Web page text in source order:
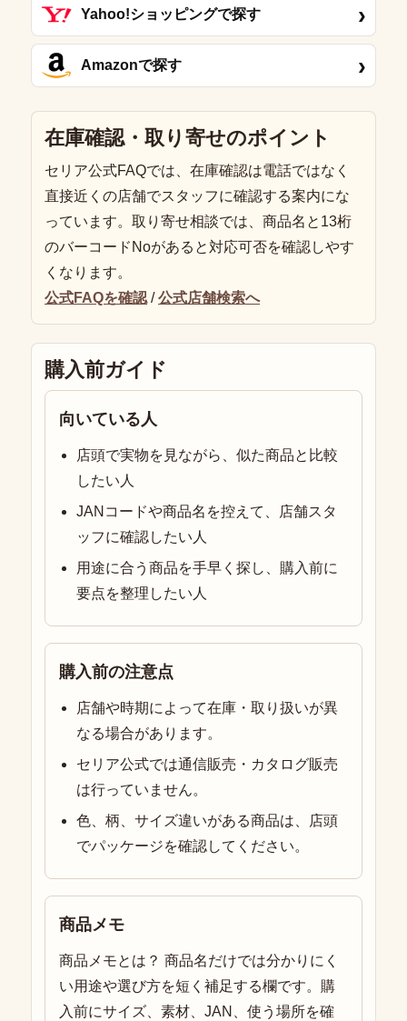
Yahoo!ショッピングで探す ›
Amazonで探す ›
在庫確認・取り寄せのポイント
セリア公式FAQでは、在庫確認は電話ではなく
直接近くの店舗でスタッフに確認する案内にな
っています。取り寄せ相談では、商品名と13桁
のバーコードNoがあると対応可否を確認しやす
くなります。
公式FAQを確認 /公式店舗検索へ
購入前ガイド
向いている人
店頭で実物を見ながら、似た商品と比較
したい人
JANコードや商品名を控えて、店舗スタ
ッフに確認したい人
用途に合う商品を手早く探し、購入前に
要点を整理したい人
購入前の注意点
店舗や時期によって在庫・取り扱いが異
なる場合があります。
セリア公式では通信販売・カタログ販売
は行っていません。
色、柄、サイズ違いがある商品は、店頭
でパッケージを確認してください。
商品メモ
商品メモとは？ 商品名だけでは分かりにく
い用途や選び方を短く補足する欄です。購
入前にサイズ、素材、JAN、使う場所を確